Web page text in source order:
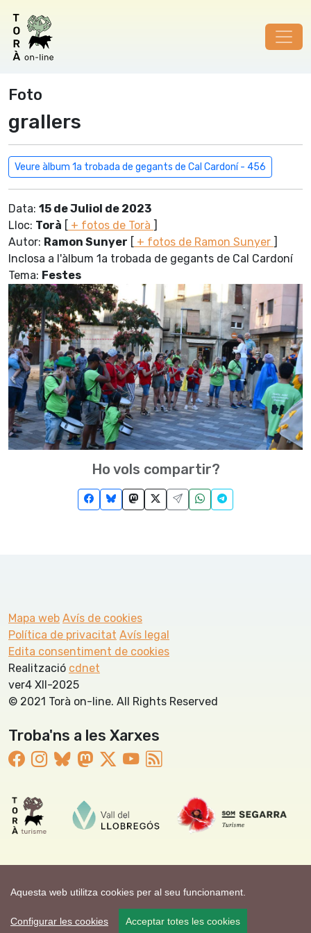
Aquesta web utilitza cookies per al seu funcionament.
Configurar les cookies Acceptar totes les cookies
Foto
grallers
Veure àlbum 1a trobada de gegants de Cal Cardoní - 456
Data: 15 de Juliol de 2023
Lloc: Torà [ + fotos de Torà ]
Autor: Ramon Sunyer [ + fotos de Ramon Sunyer ]
Inclosa a l'àlbum 1a trobada de gegants de Cal Cardoní
Tema: Festes
Ho vols compartir?
Mapa web Avís de cookies
Política de privacitat Avís legal
Edita consentiment de cookies
Realització cdnet
ver4 XII-2025
© 2021 Torà on-line. All Rights Reserved
Troba'ns a les Xarxes